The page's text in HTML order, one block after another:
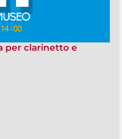
per clarinetto e